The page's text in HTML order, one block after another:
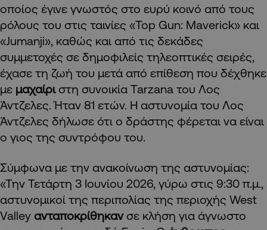
οποίος έγινε γνωστός στο ευρύ κοινό από τους
ρόλους του στις ταινίες «Top Gun: Maverick» και
«Jumanji», καθώς και από τις δεκάδες
συμμετοχές σε δημοφιλείς τηλεοπτικές σειρές,
έχασε τη ζωή του μετά από επίθεση που δέχθηκε
με μαχαίρι στη συνοικία Tarzana του Λος
Άντζελες. Ήταν 81 ετών. Η αστυνομία του Λος
Άντζελες δήλωσε ότι ο δράστης φέρεται να είναι
ο γιος της συντρόφου του.
Σύμφωνα με την ανακοίνωση της αστυνομίας:
«Την Τετάρτη 3 Ιουνίου 2026, γύρω στις 9:30 π.μ.,
αστυνομικοί της περιπολίας της περιοχής West
Valley ανταποκρίθηκαν σε κλήση για άγνωστο